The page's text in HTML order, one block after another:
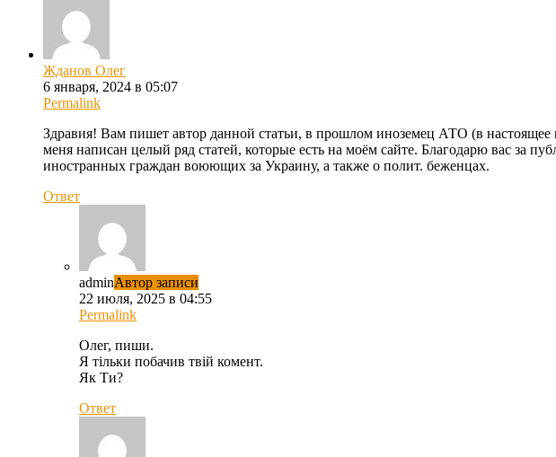
Жданов Олег
6 января, 2024 в 05:07
Permalink
Здравия! Вам пишет автор данной статьи, в прошлом иноземец АТО (в
меня написан целый ряд статей, которые есть на моём сайте. Благодарю вас за
иностранных граждан воюющих за Украину, а также о полит. беженцах.
Ответ
adminАвтор записи
22 июля, 2025 в 04:55
Permalink
Олег, пиши.
Я тільки побачив твій комент.
Як Ти?
Ответ